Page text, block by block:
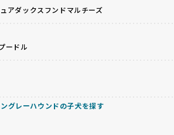
の総合基準を設けています。これによ
リアしたブリーダーだけを厳選してい
未満という厳しい基準をクリアした優
録されています。
法令に準拠するだけでなく、ワンち
するという理念を共有するブリーダー
。これにより、ユーザーの皆さんに安
提供しています。
ンちゃんに優しい18の評価基準」は
配がもたらすリスクを理解し、飼い主
す。
ダーは流行や需要に応じて安易にミッ
。場合によっては、チワワ×ハスキー
の高い交配を行うこともあります。
トオークションは、流通過程でワンち
アダックスフンドマルチーズ
ードル
グレーハウンドの子犬を探す